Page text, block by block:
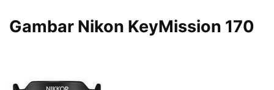
Gambar Nikon KeyMission 170